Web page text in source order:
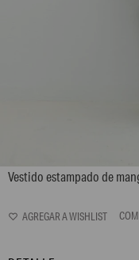
Vestido estampado de